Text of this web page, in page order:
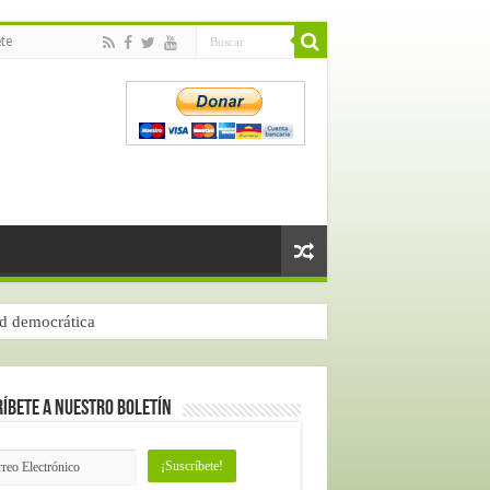
democrática
a nuestro Boletín